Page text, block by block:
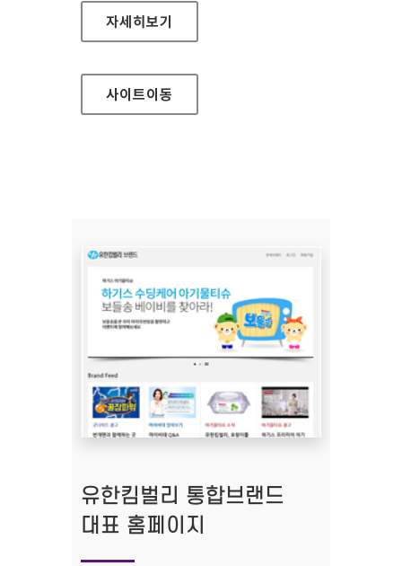
유한킴벌리 통합브랜드 모바일웹
자세히보기
사이트이동
유한킴벌리 통합브랜드
대표 홈페이지